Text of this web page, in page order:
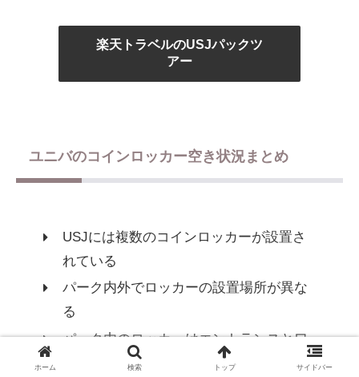
楽天トラベルのUSJパックツ
アー
ユニバのコインロッカー空き状況まとめ
USJには複数のコインロッカーが設置さ
れている
パーク内外でロッカーの設置場所が異な
る
パーク内のロッカーはエントランスとワ
ンダーランド付近にある
ホーム 検索 トップ サイドバー